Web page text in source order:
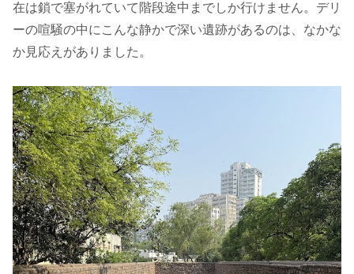
在は鎖で塞がれていて階段途中までしか行けません。デリ
ーの喧騒の中にこんな静かで深い遺跡があるのは、なかな
か見応えがありました。